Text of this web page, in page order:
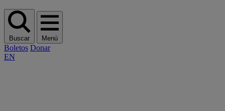
Buscar Menú
Boletos Donar
EN